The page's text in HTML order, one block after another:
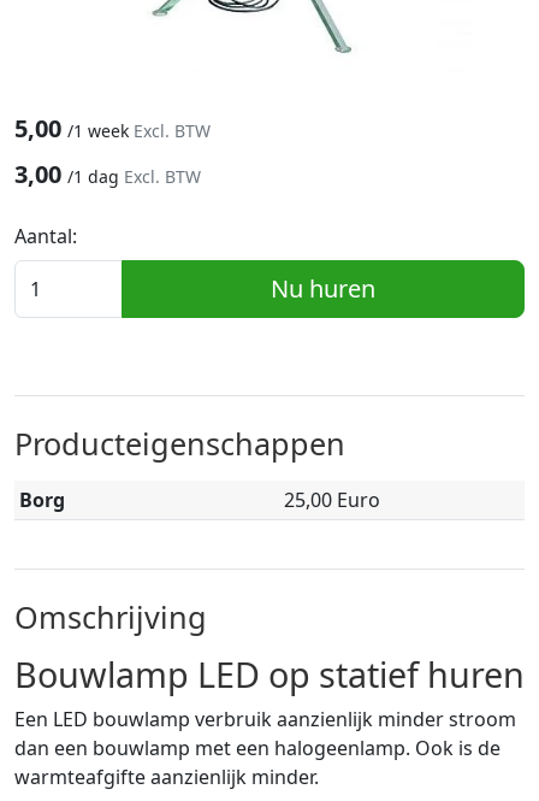
3,00 /1 dag Excl. BTW
5,00 /1 week Excl. BTW
Aantal:
Nu huren
Producteigenschappen
Borg 25,00 Euro
Omschrijving
Bouwlamp LED op statief huren
Een LED bouwlamp verbruik aanzienlijk minder stroom
dan een bouwlamp met een halogeenlamp. Ook is de
warmteafgifte aanzienlijk minder.